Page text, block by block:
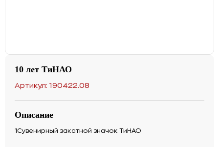
10 лет ТиНАО
Артикул: 190422.08
Описание
1Сувенирный закатной значок ТиНАО